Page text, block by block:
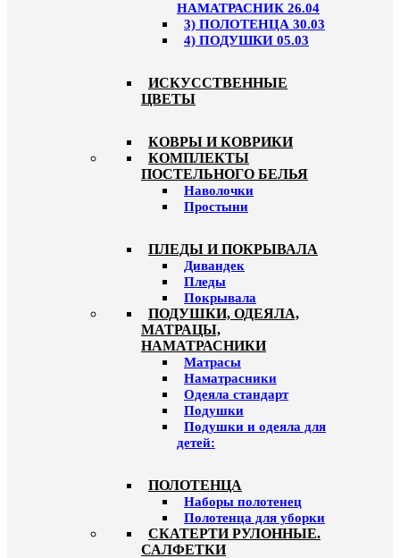
НАМАТРАСНИК 26.04
3) ПОЛОТЕНЦА 30.03
4) ПОДУШКИ 05.03
ИСКУССТВЕННЫЕ
ЦВЕТЫ
КОВРЫ И КОВРИКИ
КОМПЛЕКТЫ
ПОСТЕЛЬНОГО БЕЛЬЯ
Наволочки
Простыни
ПЛЕДЫ И ПОКРЫВАЛА
Дивандек
Пледы
Покрывала
ПОДУШКИ, ОДЕЯЛА,
МАТРАЦЫ,
НАМАТРАСНИКИ
Матрасы
Наматрасники
Одеяла стандарт
Подушки
Подушки и одеяла для
детей:
ПОЛОТЕНЦА
Наборы полотенец
Полотенца для уборки
СКАТЕРТИ РУЛОННЫЕ.
САЛФЕТКИ